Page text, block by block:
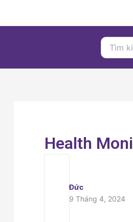
Search
for:
Health
Đức
9 Tháng 4, 2024